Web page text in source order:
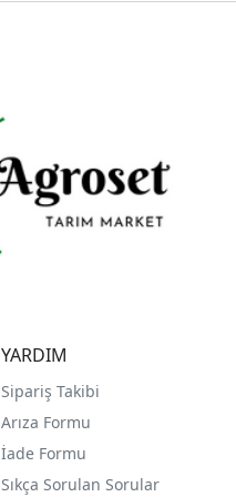
YARDIM
Sipariş Takibi
Arıza Formu
İade Formu
Sıkça Sorulan Sorular